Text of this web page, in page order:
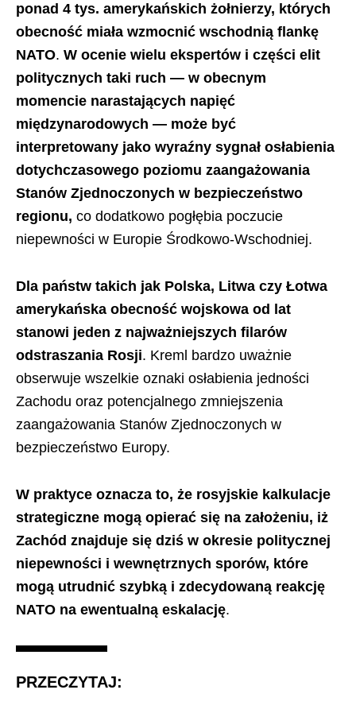
ponad 4 tys. amerykańskich żołnierzy, których
obecność miała wzmocnić wschodnią flankę
NATO. W ocenie wielu ekspertów i części elit
politycznych taki ruch — w obecnym
momencie narastających napięć
międzynarodowych — może być
interpretowany jako wyraźny sygnał osłabienia
dotychczasowego poziomu zaangażowania
Stanów Zjednoczonych w bezpieczeństwo
regionu, co dodatkowo pogłębia poczucie
niepewności w Europie Środkowo-Wschodniej.
Dla państw takich jak Polska, Litwa czy Łotwa
amerykańska obecność wojskowa od lat
stanowi jeden z najważniejszych filarów
odstraszania Rosji. Kreml bardzo uważnie
obserwuje wszelkie oznaki osłabienia jedności
Zachodu oraz potencjalnego zmniejszenia
zaangażowania Stanów Zjednoczonych w
bezpieczeństwo Europy.
W praktyce oznacza to, że rosyjskie kalkulacje
strategiczne mogą opierać się na założeniu, iż
Zachód znajduje się dziś w okresie politycznej
niepewności i wewnętrznych sporów, które
mogą utrudnić szybką i zdecydowaną reakcję
NATO na ewentualną eskalację.
PRZECZYTAJ: